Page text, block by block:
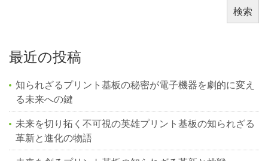
検索
最近の投稿
知られざるプリント基板の秘密が電子機器を劇的に変え
る未来への鍵
未来を切り拓く不可視の英雄プリント基板の知られざる
革新と進化の物語